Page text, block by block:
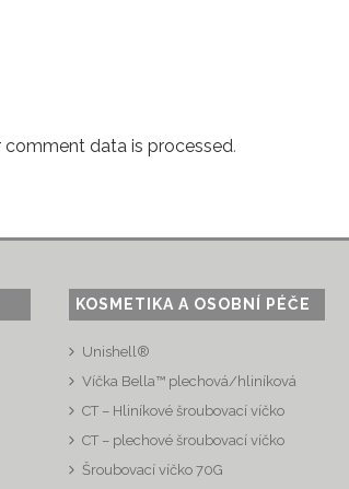
comment data is processed.
KOSMETIKA A OSOBNÍ PÉČE
Unishell®
Víčka Bella™ plechová/hliníková
CT – Hliníkové šroubovací víčko
CT – plechové šroubovací víčko
Šroubovací víčko 70G